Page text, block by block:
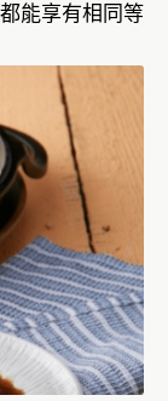
能享有相同等